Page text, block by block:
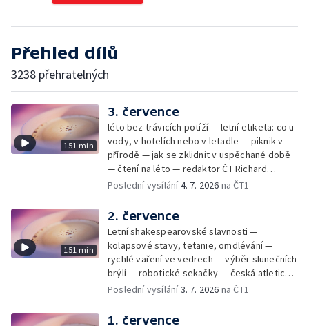
Přehled dílů
3238 přehratelných
151 min
3. července
léto bez trávicích potíží — letní etiketa: co u
vody, v hotelích nebo v letadle — piknik v
přírodě — jak se zklidnit v uspěchané době
— čtení na léto — redaktor ČT Richard
Samko
Poslední vysílání4. 7. 2026 na ČT1
151 min
2. července
Letní shakespearovské slavnosti —
kolapsové stavy, tetanie, omdlévání —
rychlé vaření ve vedrech — výběr slunečních
brýlí — robotické sekačky — česká atletická
rekordmanka — psí seriál: výmarský
Poslední vysílání3. 7. 2026 na ČT1
1. července